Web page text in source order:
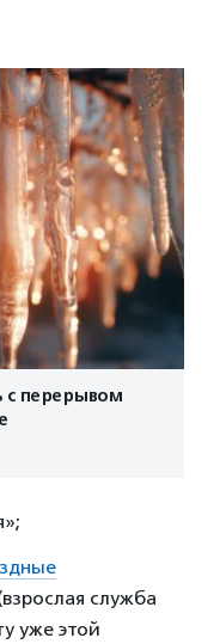
с перерывом
служба
уже этой